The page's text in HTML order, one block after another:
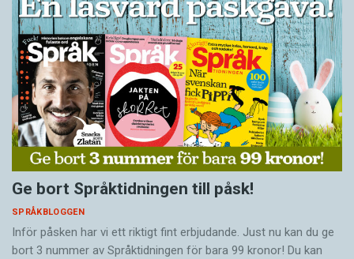
Ge bort Språktidningen till påsk!
SPRÅKBLOGGEN
Inför påsken har vi ett riktigt fint erbjudande. Just nu kan du ge
bort 3 nummer av Språktidningen för bara 99 kronor! Du kan